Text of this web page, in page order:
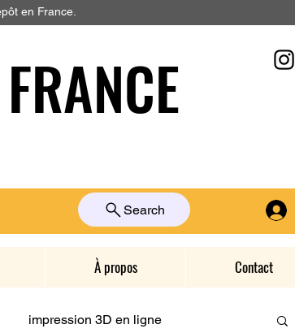
en France.
Search
À propos Contact
impression 3D en ligne